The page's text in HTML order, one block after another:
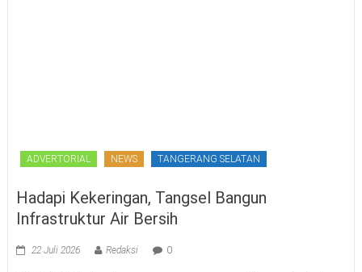
ADVERTORIAL NEWS TANGERANG SELATAN
Hadapi Kekeringan, Tangsel Bangun
Infrastruktur Air Bersih
22 Juli 2026 Redaksi 0